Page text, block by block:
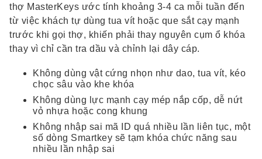
thợ MasterKeys ước tính khoảng 3-4 ca mỗi tuần đến
từ việc khách tự dùng tua vít hoặc que sắt cạy mạnh
trước khi gọi thợ, khiến phải thay nguyên cụm ổ khóa
thay vì chỉ cần tra dầu và chỉnh lại dây cáp.
Không dùng vật cứng nhọn như dao, tua vít, kéo
chọc sâu vào khe khóa
Không dùng lực mạnh cạy mép nắp cốp, dễ nứt
vỏ nhựa hoặc cong khung
Không nhập sai mã ID quá nhiều lần liên tục, một
số dòng Smartkey sẽ tạm khóa chức năng sau
nhiều lần nhập sai